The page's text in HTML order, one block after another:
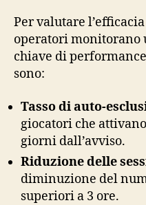
Per valutare
operatori monitorano
chiave di
sono:
Tasso di
giocatori che
giorni dall’avviso.
Riduzione delle
diminuzione del
superiori a 3 ore.